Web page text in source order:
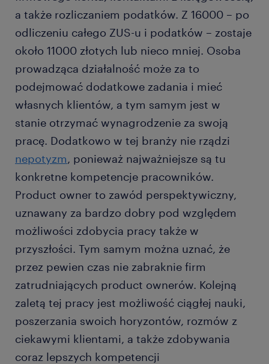
a także rozliczaniem podatków. Z 16000 – po
odliczeniu całego ZUS-u i podatków – zostaje
około 11000 złotych lub nieco mniej. Osoba
prowadząca działalność może za to
podejmować dodatkowe zadania i mieć
własnych klientów, a tym samym jest w
stanie otrzymać wynagrodzenie za swoją
pracę. Dodatkowo w tej branży nie rządzi
nepotyzm, ponieważ najważniejsze są tu
konkretne kompetencje pracowników.
Product owner to zawód perspektywiczny,
uznawany za bardzo dobry pod względem
możliwości zdobycia pracy także w
przyszłości. Tym samym można uznać, że
przez pewien czas nie zabraknie firm
zatrudniających product ownerów. Kolejną
zaletą tej pracy jest możliwość ciągłej nauki,
poszerzania swoich horyzontów, rozmów z
ciekawymi klientami, a także zdobywania
coraz lepszych kompetencji